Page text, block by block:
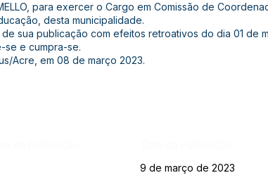
MELLO, para exercer o Cargo em Comissão de
desta municipalidade.
sua publicação com efeitos retroativos do dia 01 de
se e cumpra-se.
Acre, em 08 de março 2023.
9 de março de 2023